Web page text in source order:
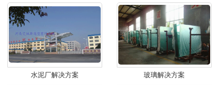
水泥厂解决方案 玻璃解决方案